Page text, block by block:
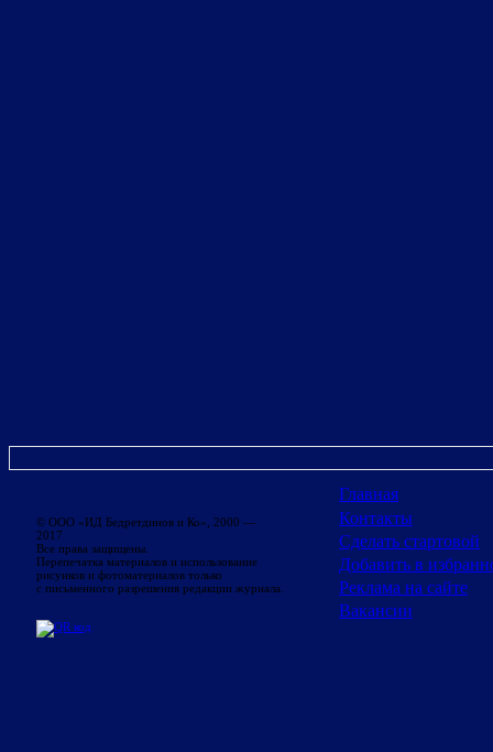
© ООО «ИД Бедретдинов и Ко», 2000 —
2017
Все права защищены.
Перепечатка материалов и использование
рисунков и фотоматериалов только
с письменного разрешения редакции журнала.
Главная
Контакты
Сделать стартовой
Добавить в
Реклама на сайте
Вакансии